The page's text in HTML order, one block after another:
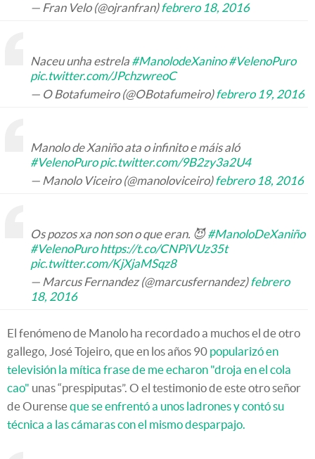
— Fran Velo (@ojranfran) febrero 18, 2016
Naceu unha estrela #ManolodeXanino #VelenoPuro
pic.twitter.com/JPchzwreoC
— O Botafumeiro (@OBotafumeiro) febrero 19, 2016
Manolo de Xaniño ata o infinito e máis aló
#VelenoPuro pic.twitter.com/9B2zy3a2U4
— Manolo Viceiro (@manoloviceiro) febrero 18, 2016
Os pozos xa non son o que eran. 😈#ManoloDeXaniño
#VelenoPuro https://t.co/CNPiVUz35t
pic.twitter.com/KjXjaMSqz8
— Marcus Fernandez (@marcusfernandez) febrero
18, 2016
El fenómeno de Manolo ha recordado a muchos el de otro
gallego, José Tojeiro, que en los años 90 popularizó en
televisión la mítica frase de me echaron "droja en el cola
cao" unas “prespiputas”. O el testimonio de este otro señor
de Ourenseque se enfrentó a unos ladrones y contó su
técnica a las cámaras con el mismo desparpajo.